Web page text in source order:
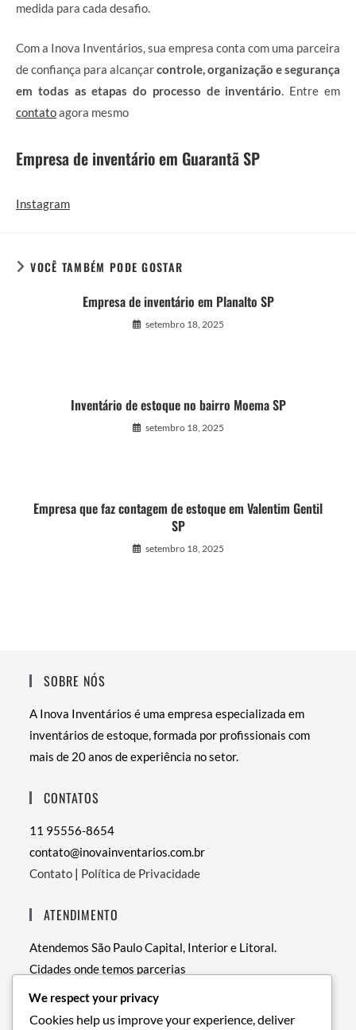
medida para cada desafio.
Com a Inova Inventários, sua empresa conta com uma parceira
de confiança para alcançarcontrole, organização e segurança
em todas as etapas do processo de inventário . Entre em
contatoagora mesmo
Empresa de inventário em Guarantã SP
Instagram
VOCÊ TAMBÉM PODE GOSTAR
Empresa de inventário em Planalto SP
setembro 18, 2025
Inventário de estoque no bairro Moema SP
setembro 18, 2025
Empresa que faz contagem de estoque em Valentim Gentil
SP
setembro 18, 2025
SOBRE NÓS
A Inova Inventários é uma empresa especializada em
inventários de estoque, formada por profissionais com
mais de 20 anos de experiência no setor.
CONTATOS
11 95556-8654
contato@inovainventarios.com.br
Contato | Política de Privacidade
ATENDIMENTO
Atendemos São Paulo Capital, Interior e Litoral.
Cidades onde temos parcerias
• RJ – Rio de Janeiro
We respect your privacy
Cookies help us improve your experience, deliver